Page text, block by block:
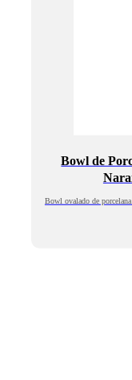
Bowl de
Bowl ovalado de